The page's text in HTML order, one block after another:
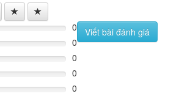
0
0
0
0
0
Viết bài đánh giá